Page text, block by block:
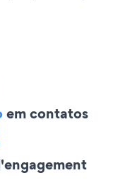
em contatos